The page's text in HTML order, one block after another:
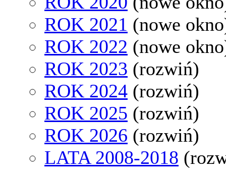
ROK 2021 (nowe
ROK 2022 (nowe
ROK 2023 (rozwiń)
ROK 2024 (rozwiń)
ROK 2025 (rozwiń)
ROK 2026 (rozwiń)
LATA 2008-2018